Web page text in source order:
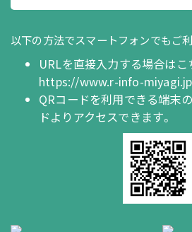
以下の方法でスマートフォンでもご
URLを直接入力する場合はこ
https://www.r-info-
QRコードを利用できる端末
ドよりアクセスできます。